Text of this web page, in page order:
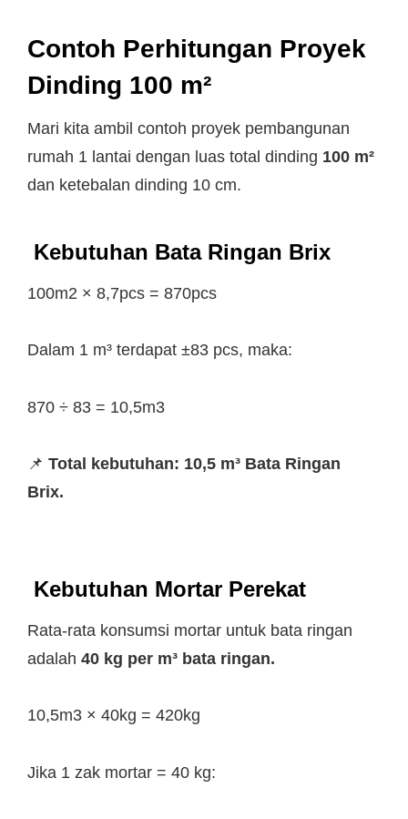
Contoh Perhitungan Proyek
Dinding 100 m²
Mari kita ambil contoh proyek pembangunan
rumah 1 lantai dengan luas total dinding 100 m²
dan ketebalan dinding 10 cm.
Kebutuhan Bata Ringan Brix
100m2 × 8,7pcs = 870pcs
Dalam 1 m³ terdapat ±83 pcs, maka:
870 ÷ 83 = 10,5m3
📌 Total kebutuhan: 10,5 m³ Bata Ringan
Brix.
Kebutuhan Mortar Perekat
Rata-rata konsumsi mortar untuk bata ringan
adalah 40 kg per m³ bata ringan.
10,5m3 × 40kg = 420kg
Jika 1 zak mortar = 40 kg: